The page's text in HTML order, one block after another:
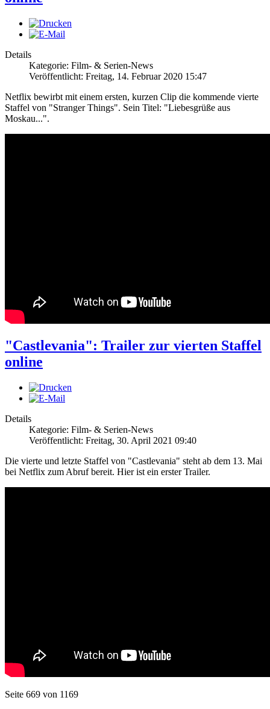
Details
Kategorie: Film- & Serien-News
Veröffentlicht: Freitag, 14. Februar 2020 15:47
Netflix bewirbt mit einem ersten, kurzen Clip die kommende vierte
Staffel von "Stranger Things". Sein Titel: "Liebesgrüße aus
Moskau...".
"Castlevania": Trailer zur vierten Staffel
online
Details
Kategorie: Film- & Serien-News
Veröffentlicht: Freitag, 30. April 2021 09:40
Die vierte und letzte Staffel von "Castlevania" steht ab dem 13. Mai
bei Netflix zum Abruf bereit. Hier ist ein erster Trailer.
Seite 669 von 1169